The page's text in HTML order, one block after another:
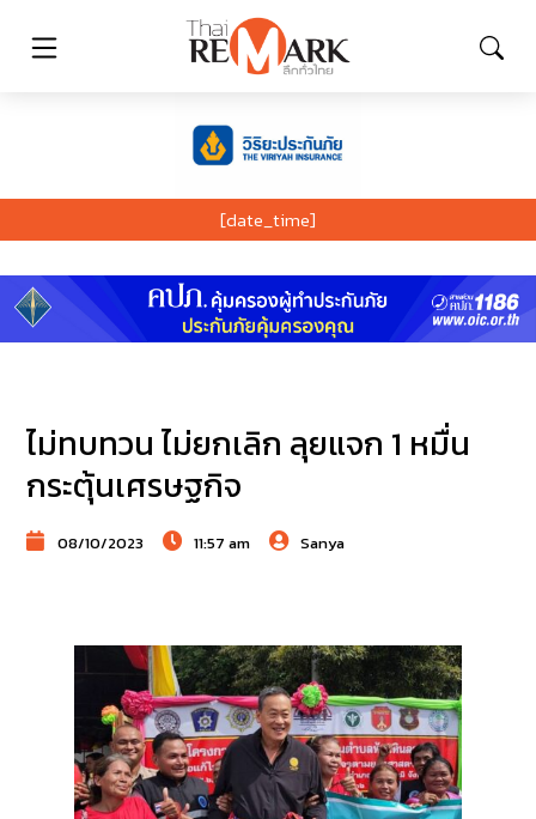
[date_time]
ไม่ทบทวน ไม่ยกเลิก ลุยแจก 1 หมื่น
กระตุ้นเศรษฐกิจ
08/10/2023 11:57 am Sanya